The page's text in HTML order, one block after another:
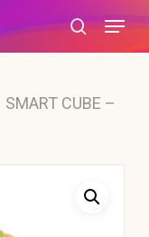
search
Menu
SMART CUBE –